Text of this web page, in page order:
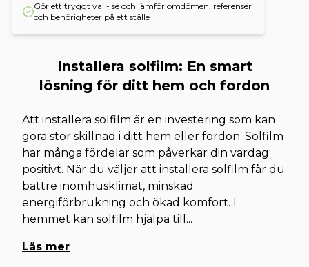
Gör ett tryggt val - se och jämför omdömen, referenser
och behörigheter på ett ställe
Installera solfilm: En smart
lösning för ditt hem och fordon
Att installera solfilm är en investering som kan
göra stor skillnad i ditt hem eller fordon. Solfilm
har många fördelar som påverkar din vardag
positivt. När du väljer att installera solfilm får du
bättre inomhusklimat, minskad
energiförbrukning och ökad komfort. I
hemmet kan solfilm hjälpa till ...
Läs mer